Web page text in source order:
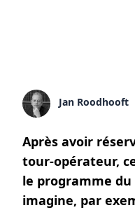
Jan Roodhooft
Après avoir
tour-opérateur,
le programme
imagine, par